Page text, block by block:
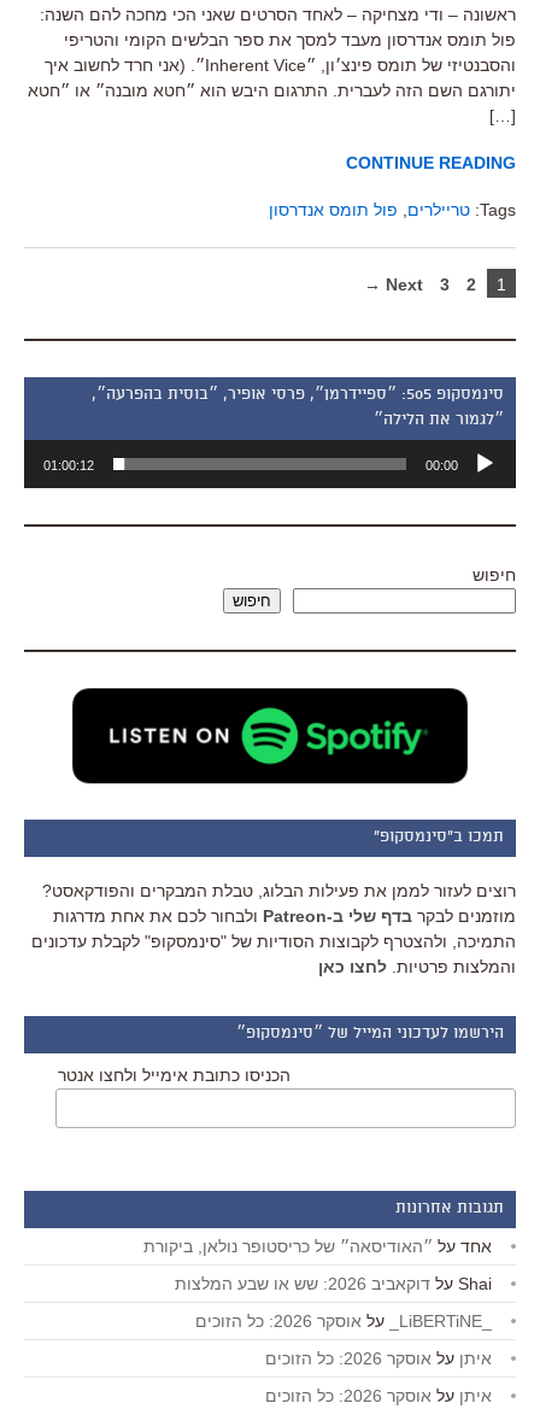
ראשונה – ודי מצחיקה – לאחד הסרטים שאני הכי מחכה להם השנה:
פול תומס אנדרסון מעבד למסך את ספר הבלשים הקומי והטריפי
והסבנטיזי של תומס פינצ׳ון, ״Inherent Vice״. (אני חרד לחשוב איך
יתורגם השם הזה לעברית. התרגום היבש הוא ״חטא מובנה״ או ״חטא
[…]
CONTINUE READING
Tags: טריילרים פול תומס אנדרסון
1
2
3
Next →
סינמסקופ 505: ״ספיידרמן״, פרסי אופיר, ״בוסית בהפרעה״,
״לגמור את הלילה״
אודיו
00:00
01:00:12
חיפוש
חיפוש
תמכו ב"סינמסקופ"
רוצים לעזור לממן את פעילות הבלוג, טבלת המבקרים והפודקאסט?
מוזמנים לבקר בדף שלי ב-Patreon
ולבחור לכם את אחת מדרגות
התמיכה, ולהצטרף לקבוצות הסודיות של "סינמסקופ" לקבלת עדכונים
והמלצות פרטיות. לחצו כאן
הירשמו לעדכוני המייל של ״סינמסקופ״
הכניסו כתובת אימייל ולחצו אנטר
תגובות אחרונות
אחד על ״האודיסאה״ של כריסטופר נולאן, ביקורת
Shai על דוקאביב 2026: שש או שבע המלצות
על אוסקר 2026: כל הזוכים
איתן על אוסקר 2026: כל הזוכים
איתן על אוסקר 2026: כל הזוכים